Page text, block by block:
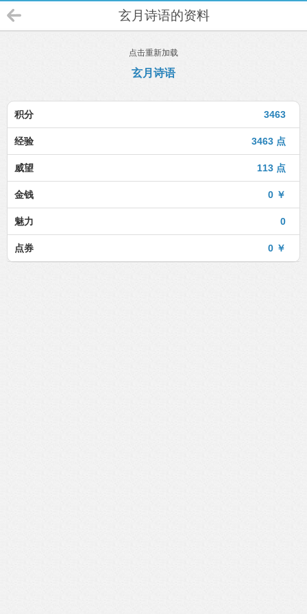
玄月诗语的资料
点击重新加载
玄月诗语
3463
积分
3463 点
经验
113 点
威望
0 ￥
金钱
0
魅力
0 ￥
点券